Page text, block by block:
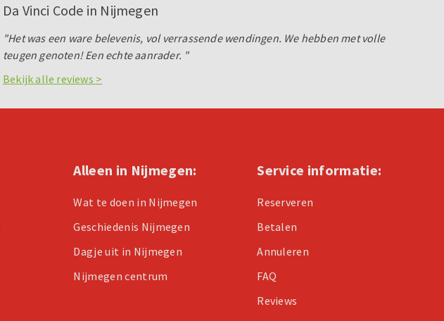
Da Vinci Code in Nijmegen
"Het was een ware belevenis, vol verrassende wendingen. We hebben met volle
teugen genoten! Een echte aanrader. "
Bekijk alle reviews >
Alleen in Nijmegen:
Wat te doen in Nijmegen
Geschiedenis Nijmegen
Dagje uit in Nijmegen
Nijmegen centrum
Service informatie:
Reserveren
Betalen
Annuleren
FAQ
Reviews